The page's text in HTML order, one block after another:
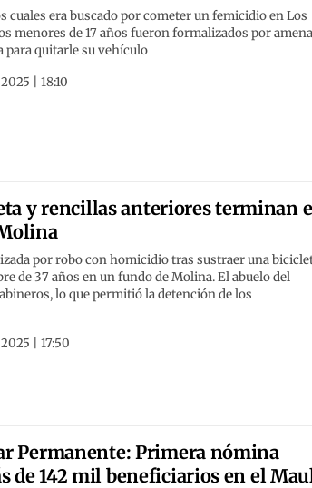
cuales era buscado por cometer un femicidio en Los
menores de 17 años fueron formalizados por
para quitarle su vehículo
| 18:10
y rencillas anteriores terminan
por robo con homicidio tras sustraer una
de 37 años en un fundo de Molina. El abuelo del
lo que permitió la detención de los
| 17:50
Permanente: Primera nómina
de 142 mil beneficiarios en el